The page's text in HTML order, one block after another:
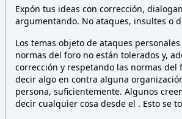
Expón tus ideas con corrección,
argumentando. No ataques, insultes o
Los temas objeto de ataques
normas del foro no están tolerados y,
corrección y respetando las normas del
decir algo en contra alguna
persona, suficientemente. Algunos
decir cualquier cosa desde el . Esto se